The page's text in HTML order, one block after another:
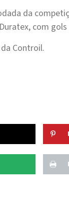
da
com
Controil.